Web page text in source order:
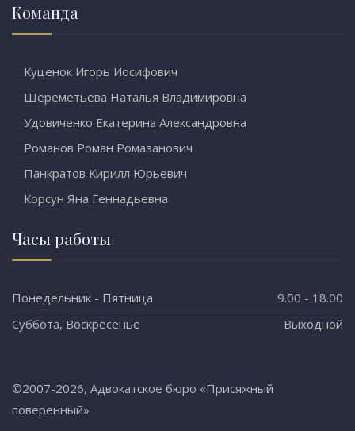
Команда
Куценок Игорь Иосифович
Шереметьева Наталья Владимировна
Удовиченко Екатерина Александровна
Романов Роман Ромазанович
Панкратов Кирилл Юрьевич
Корсун Яна Геннадьевна
Часы работы
Понедельник - Пятница
9.00 - 18.00
Суббота, Воскресенье
Выходной
©2007-2026, Адвокатское бюро «Присяжный
поверенный»